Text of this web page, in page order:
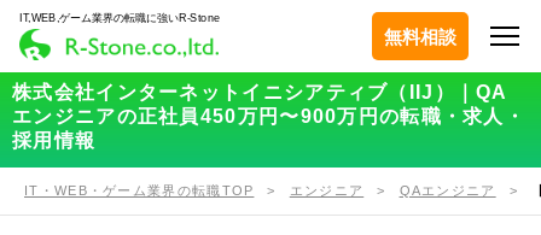
IT,WEB,ゲーム業界の転職に強いR-Stone
無料相談
株式会社インターネットイニシアティブ（IIJ）｜QA
エンジニアの正社員450万円〜900万円の転職・求人・
採用情報
IT・WEB・ゲーム業界の転職TOP エンジニア QAエンジニア